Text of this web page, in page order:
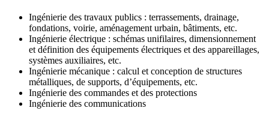
Ingénierie des travaux publics : terrassements, drainage,
fondations, voirie, aménagement urbain, bâtiments, etc.
Ingénierie électrique : schémas unifilaires, dimensionnement
et définition des équipements électriques et des appareillages,
systèmes auxiliaires, etc.
Ingénierie mécanique : calcul et conception de structures
métalliques, de supports, d’équipements, etc.
Ingénierie des commandes et des protections
Ingénierie des communications